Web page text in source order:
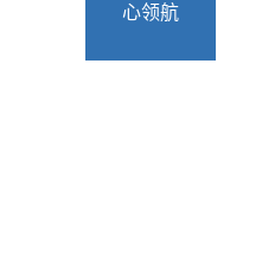
心领航